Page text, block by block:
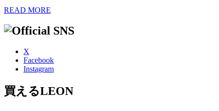
READ MORE
X
Facebook
Instagram
買えるLEON